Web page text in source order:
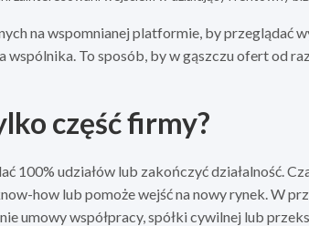
na wspomnianej platformie, by przeglądać
To sposób, by w gąszczu ofert od
część firmy?
100% udziałów lub zakończyć działalność.
how lub pomoże wejść na nowy rynek. W
umowy współpracy, spółki cywilnej lub